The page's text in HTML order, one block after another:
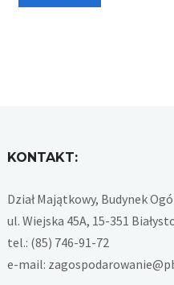
KONTAKT:
Dział Majątkowy, Budynek
ul. Wiejska 45A, 15-351
tel.: (85) 746-91-72
e-mail: